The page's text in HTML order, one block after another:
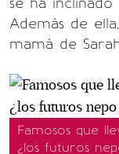
Además de
mamá de
Famosos que
¿los futuros